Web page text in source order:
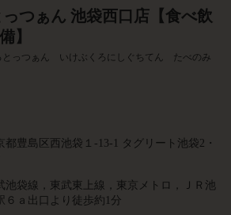
つぁん 池袋西口店【食べ飲
】
っつぁん いけぶくろにしぐちてん たべのみ
都豊島区西池袋１-13-1 タグリート池袋2・
池袋線，東武東上線，東京メトロ，ＪＲ池
６ａ出口より徒歩約1分